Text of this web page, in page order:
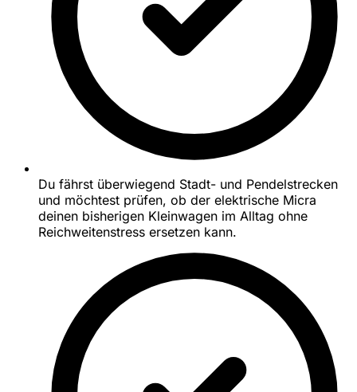
Du fährst überwiegend Stadt- und Pendelstrecken
und möchtest prüfen, ob der elektrische Micra
deinen bisherigen Kleinwagen im Alltag ohne
Reichweitenstress ersetzen kann.